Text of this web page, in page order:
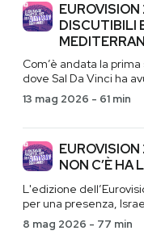
DISCUTIBILI
Com’è andata la
dove Sal Da Vinci ha
13 mag 2026 - 61 min
EUROVISION
NON C’È HA
L'edizione
per una presenza,
8 mag 2026 - 77 min